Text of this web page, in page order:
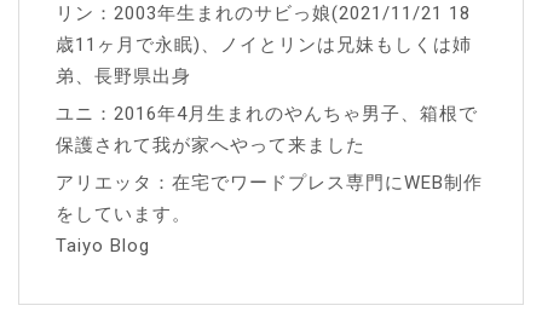
リン：2003年生まれのサビっ娘(2021/11/21 18
歳11ヶ月で永眠)、ノイとリンは兄妹もしくは姉
弟、長野県出身
ユニ：2016年4月生まれのやんちゃ男子、箱根で
保護されて我が家へやって来ました
アリエッタ：在宅でワードプレス専門にWEB制作
をしています。
Taiyo Blog